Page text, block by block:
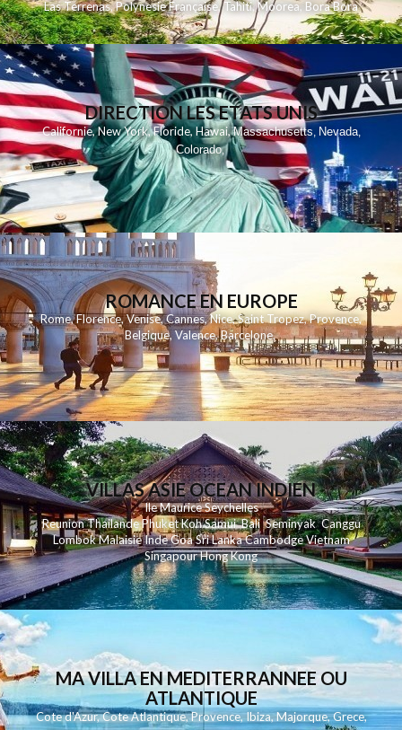
Las Terrenas,Polynesie Française,Tahiti,Moorea, Bora Bora
DIRECTION LES ETATS UNIS
Californie,New York,Floride,Hawai,Massachusetts, Nevada,
Colorado,
ROMANCE EN EUROPE
Rome,Florence,Venise,Cannes,Nice,Saint Tropez,Provence,
Belgique,Valence,Barcelone,
VILLAS ASIE OCEAN INDIEN
Ile MauriceSeychelles
ReunionThailandePhuketKohSamui Bali SeminyakCanggu
LombokMalaisieIndeGoaSri LankaCambodgeVietnam
SingapourHong Kong
MA VILLA EN MEDITERRANNEE OU
ATLANTIQUE
Cote d'Azur,Cote Atlantique,Provence,Ibiza,Majorque,Grece,